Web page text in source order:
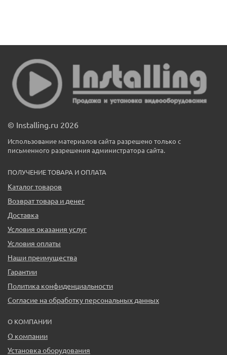
© Installing.ru 2026
Использование материалов сайта разрешено только с
письменного разрешения администратора сайта.
ПОЛУЧЕНИЕ ТОВАРА И ОПЛАТА
Каталог товаров
Возврат товара и денег
Доставка
Условия оказания услуг
Условия оплаты
Наши преимущества
Гарантии
Политика конфиденциальности
Согласие на обработку персональных данных
О КОМПАНИИ
О компании
Установка оборудования